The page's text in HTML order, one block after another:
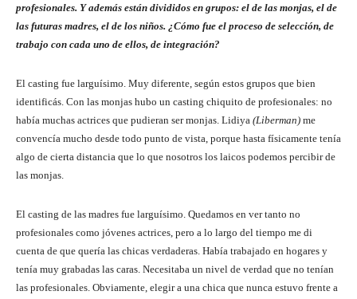
profesionales. Y además están divididos en grupos: el de las monjas, el de
las futuras madres, el de los niños. ¿Cómo fue el proceso de selección, de
trabajo con cada uno de ellos, de integración?
El casting fue larguísimo. Muy diferente, según estos grupos que bien
identificás. Con las monjas hubo un casting chiquito de profesionales: no
había muchas actrices que pudieran ser monjas. Lidiya (Liberman) me
convencía mucho desde todo punto de vista, porque hasta físicamente tenía
algo de cierta distancia que lo que nosotros los laicos podemos percibir de
las monjas.
El casting de las madres fue larguísimo. Quedamos en ver tanto no
profesionales como jóvenes actrices, pero a lo largo del tiempo me di
cuenta de que quería las chicas verdaderas. Había trabajado en hogares y
tenía muy grabadas las caras. Necesitaba un nivel de verdad que no tenían
las profesionales. Obviamente, elegir a una chica que nunca estuvo frente a